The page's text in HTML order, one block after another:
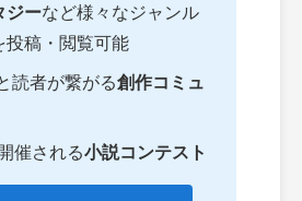
ジーなど様々なジャンル
投稿・閲覧可能
読者が繋がる創作コミュ
催される小説コンテスト